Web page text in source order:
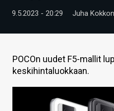
TIETOA
HINTA.FI
9.5.2023 - 20:29 Juha
POCOn uudet F5-mallit
keskihintaluokkaan.